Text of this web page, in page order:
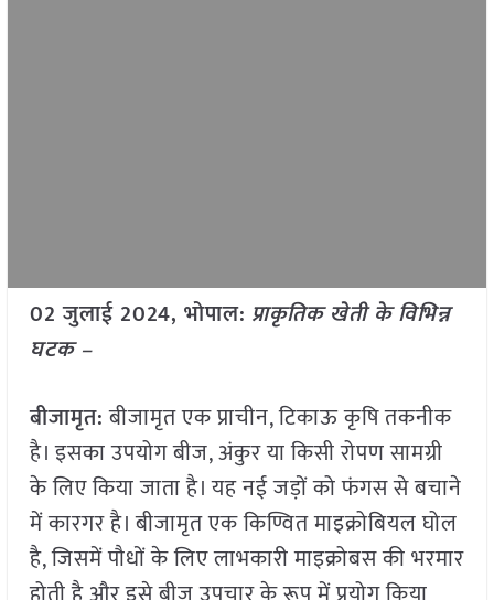
02 जुलाई 2024, भोपाल: प्राकृतिक खेती के विभिन्न
घटक –
बीजामृत:बीजामृत एक प्राचीन, टिकाऊ कृषि तकनीक
है। इसका उपयोग बीज, अंकुर या किसी रोपण सामग्री
के लिए किया जाता है। यह नई जड़ों को फंगस से बचाने
में कारगर है। बीजामृत एक किण्वित माइक्रोबियल घोल
है, जिसमें पौधों के लिए लाभकारी माइक्रोबस की भरमार